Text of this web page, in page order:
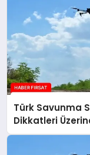
Türk Savunma
Dikkatleri